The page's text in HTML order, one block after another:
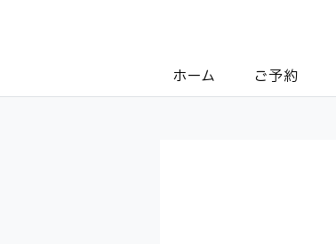
ホーム ご予約